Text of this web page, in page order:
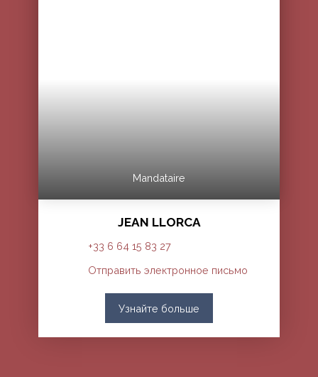
Mandataire
JEAN LLORCA
+33 6 64 15 83 27
Отправить электронное письмо
Узнайте больше